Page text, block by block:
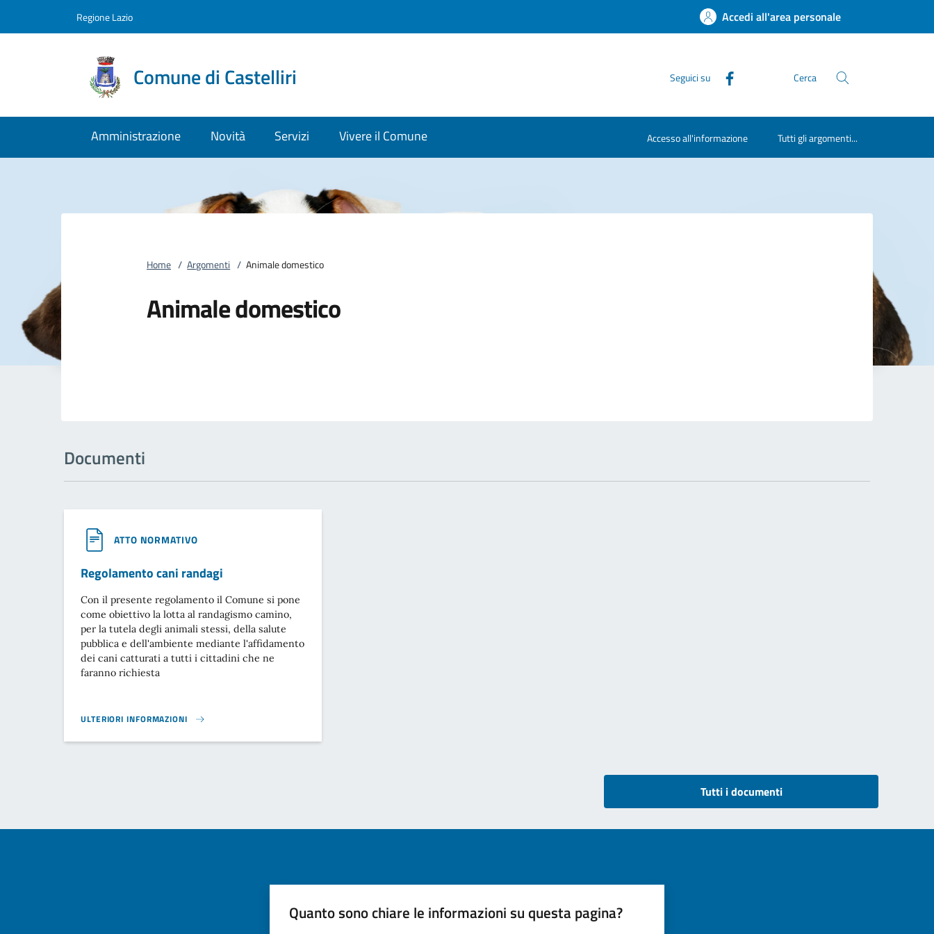
Regione Lazio Accedi all'area personale
Comune di Castelliri Seguici su Cerca
Amministrazione Novità Servizi Vivere il Comune Accesso all'informazione Tutti gli argomenti...
Home / Argomenti / Animale domestico
Animale domestico
Documenti
ATTO NORMATIVO
Regolamento cani randagi
Con il presente regolamento il Comune si pone
come obiettivo la lotta al randagismo camino,
per la tutela degli animali stessi, della salute
pubblica e dell'ambiente mediante l'affidamento
dei cani catturati a tutti i cittadini che ne
faranno richiesta
ULTERIORI INFORMAZIONI
REGOLAMENTO CANI RANDAGI}
Tutti i documenti
Quanto sono chiare le informazioni su questa pagina?